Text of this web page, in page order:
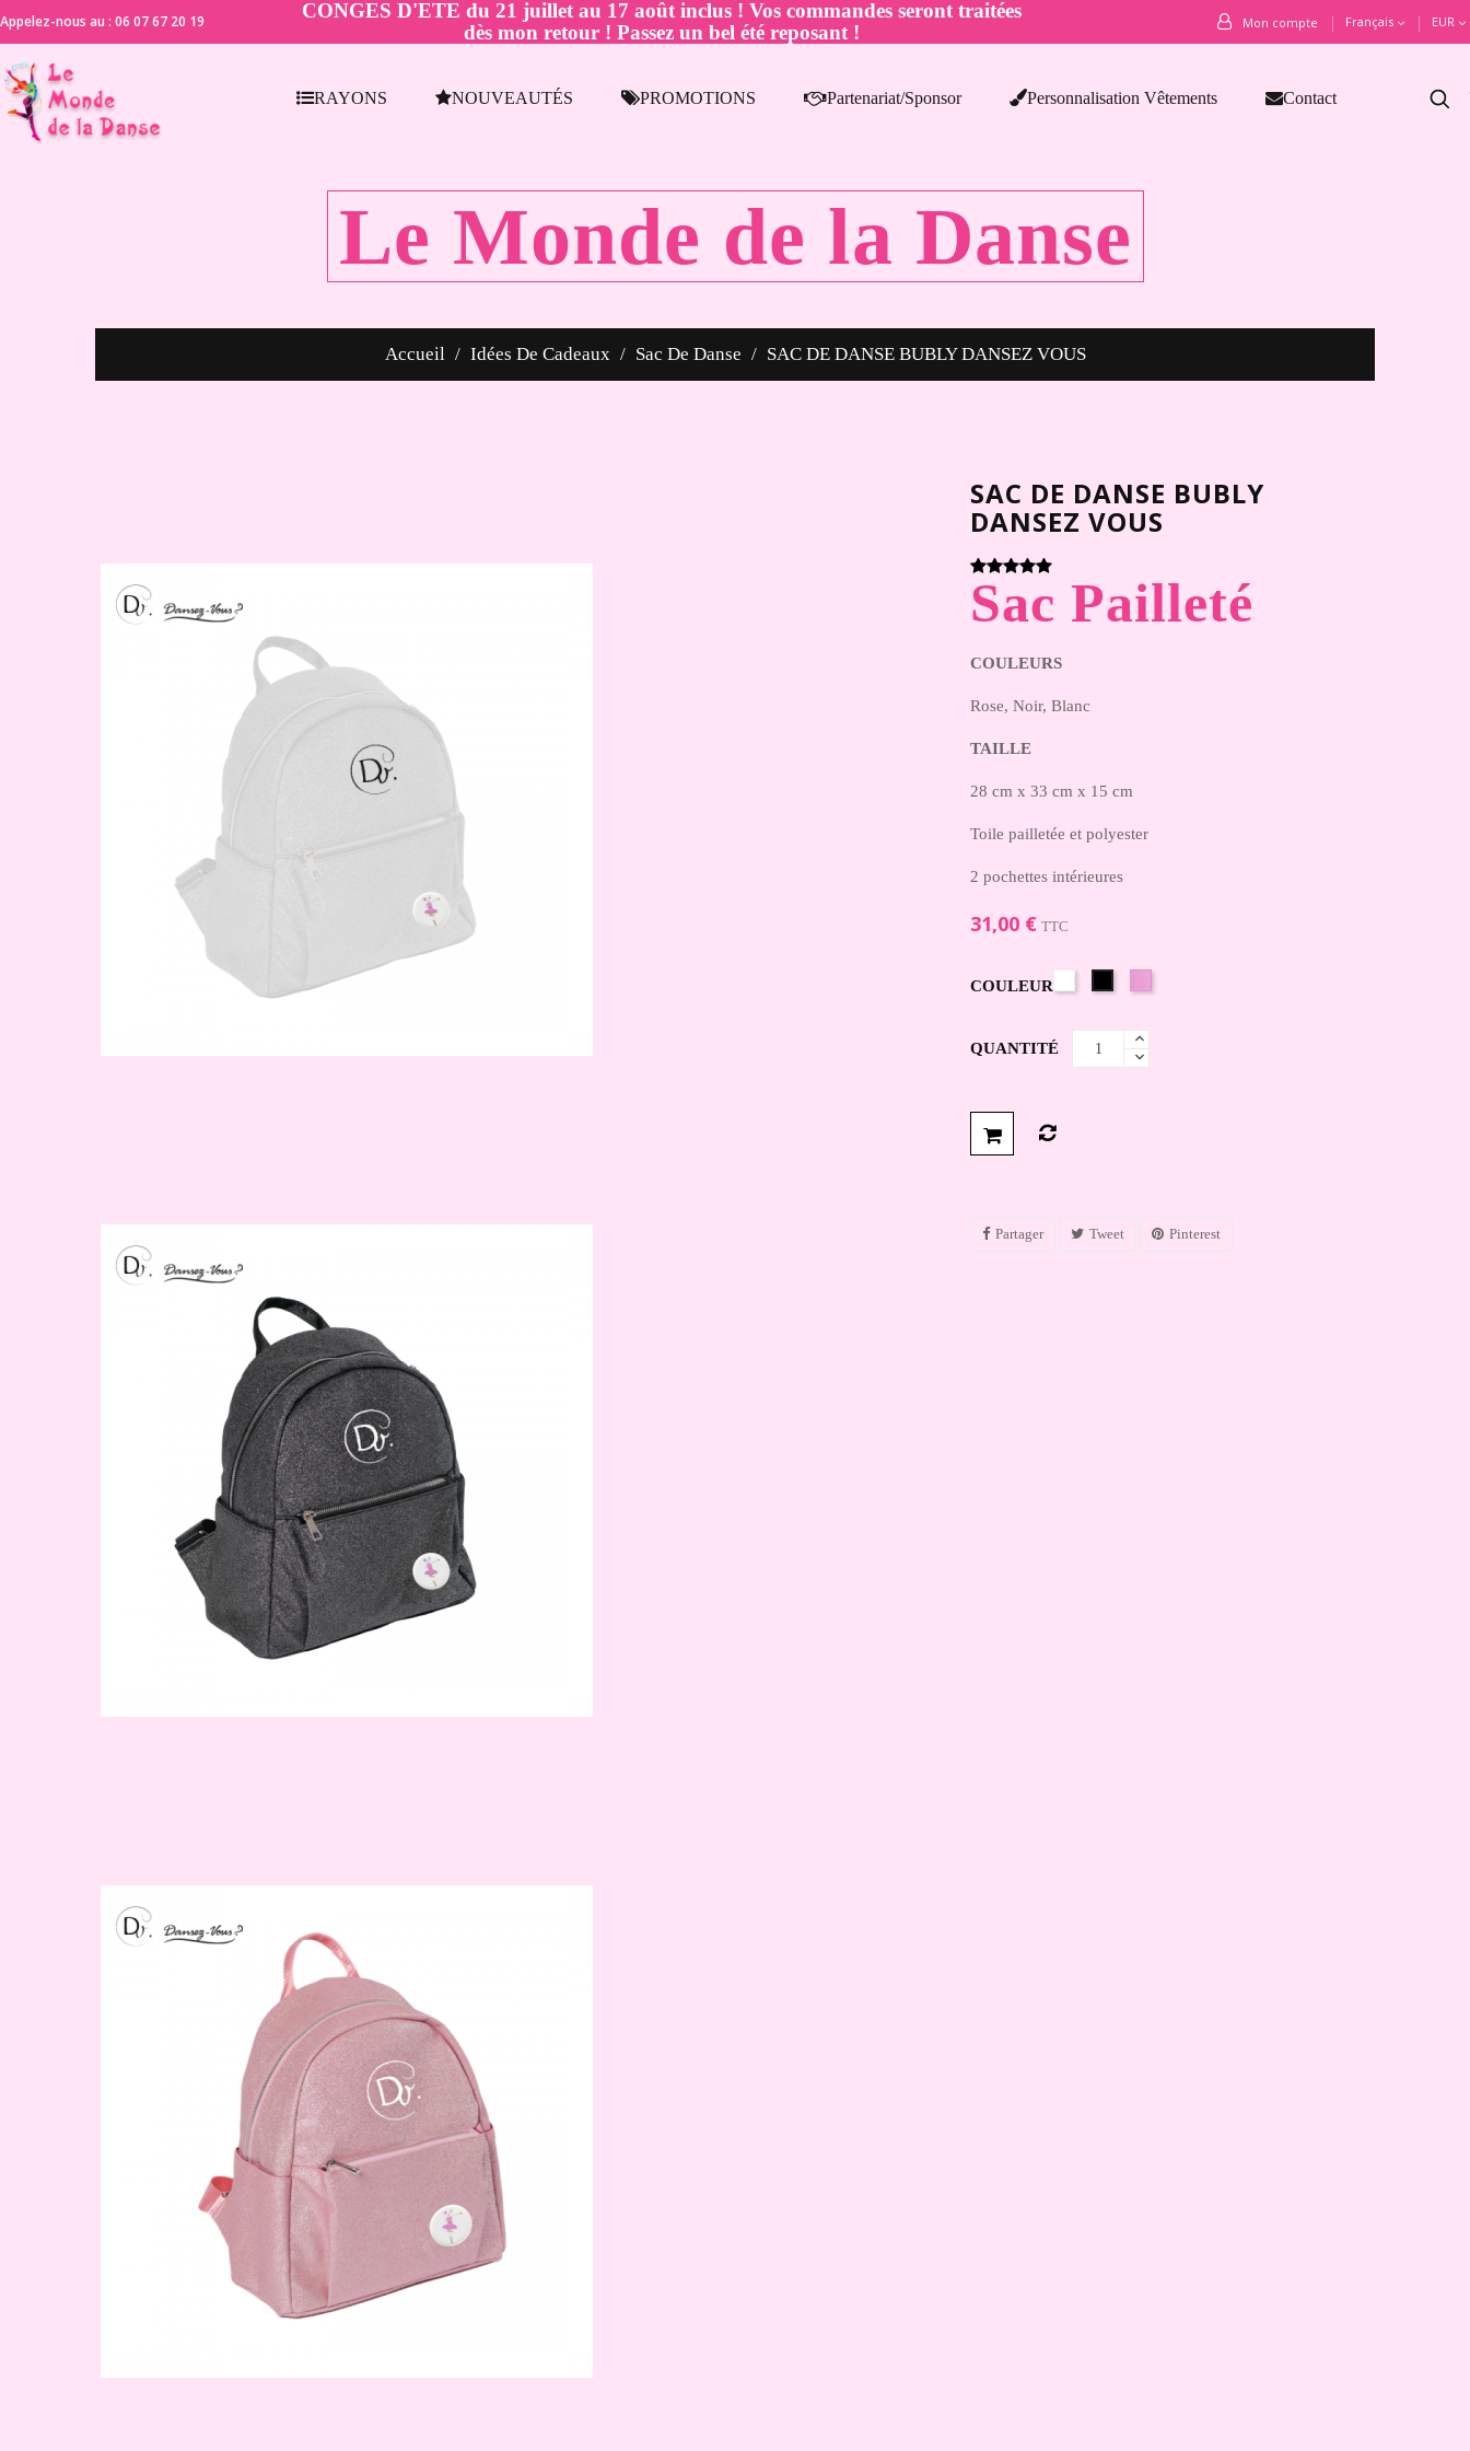
Appelez-nous au : 06 07 67 20 19
CONGES D'ETE du 21 juillet au 17 août inclus ! Vos commandes seront traitées
dès mon retour ! Passez un bel été reposant !
Mon compte Français EUR
RAYONS NOUVEAUTÉS PROMOTIONS Partenariat/Sponsor Personnalisation Vêtements Contact
Le Monde de la Danse
Accueil Idées De Cadeaux Sac De Danse SAC DE DANSE BUBLY DANSEZ VOUS
SAC DE DANSE BUBLY
DANSEZ VOUS
Sac Pailleté
COULEURS
Rose, Noir, Blanc
TAILLE
28 cm x 33 cm x 15 cm
Toile pailletée et polyester
2 pochettes intérieures
31,00 € TTC
COULEUR
Pale/Rosa
QUANTITÉ
Partager Tweet Pinterest